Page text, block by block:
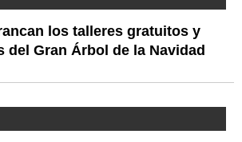
los talleres gratuitos y
del Gran Árbol de la Navidad